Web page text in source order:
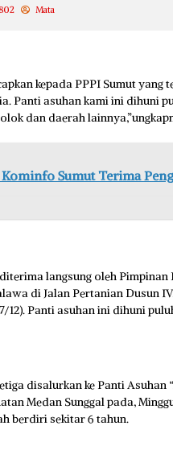
Mata
kepada PPPI Sumut yang
Panti asuhan kami ini dihuni
dan daerah
Sumut Terima
langsung oleh
di Jalan Pertanian Dusun
12). Panti asuhan ini dihuni
disalurkan ke Panti
Medan Sunggal pada,
berdiri sekitar 6 tahun.